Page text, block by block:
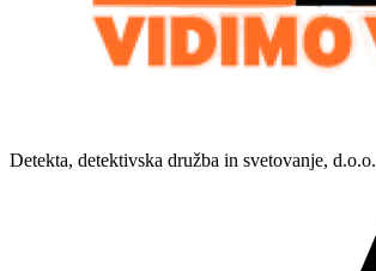
Detekta, detektivska družba in svetovanje, d.o.o.